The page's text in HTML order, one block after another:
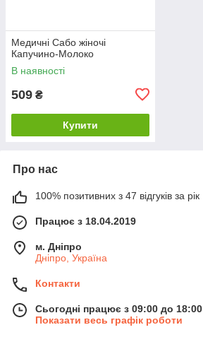
Медичні Сабо жіночі
Капучино-Молоко
В наявності
509 ₴
Купити
Про нас
100% позитивних з 47 відгуків за рік
Працює з 18.04.2019
м. Дніпро
Дніпро, Україна
Контакти
Сьогодні працює з 09:00 до 18:00
Показати весь графік роботи